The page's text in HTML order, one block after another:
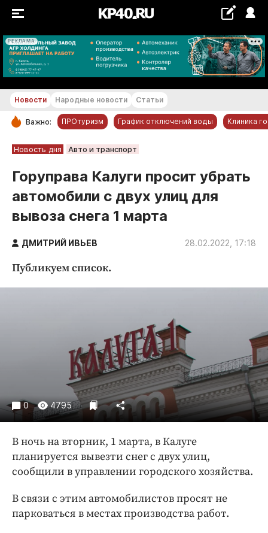
РЕКЛАМА
+19...+20 °С
РУБРИКИ
Новости компаний
Статьи
Народные новости
Авто и транспорт
Криминал
Общество
Погода
Праздники
Происшествия
Спорт
Экономика и бизнес
ПРОЕКТЫ
Издания
Новости Народные новости Статьи
Важно: ПРОтуризм График отключений воды Клиника
Новость дня Авто и транспорт
Горуправа Калуги просит убрать
автомобили с двух улиц для
вывоза снега 1 марта
ДМИТРИЙ ИВЬЕВ 28.02.2022, 17:18
Публикуем список.
0 4795
В ночь на вторник, 1 марта, в Калуге
планируется вывезти снег с двух улиц,
сообщили в управлении городского хозяйства.
В связи с этим автомобилистов просят не
парковаться в местах производства работ.